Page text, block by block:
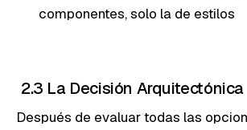
componentes, solo la de estilos
2.3 La Decisión Arquitectónica
Después de evaluar todas las